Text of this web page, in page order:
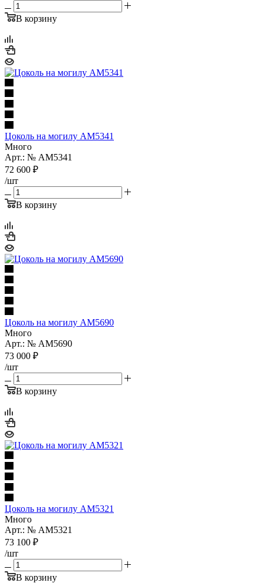
В корзину
Цоколь на могилу AM5341
Много
Арт.: № AM5341
72 600 ₽
/шт
В корзину
Цоколь на могилу AM5690
Много
Арт.: № AM5690
73 000 ₽
/шт
В корзину
Цоколь на могилу AM5321
Много
Арт.: № AM5321
73 100 ₽
/шт
В корзину